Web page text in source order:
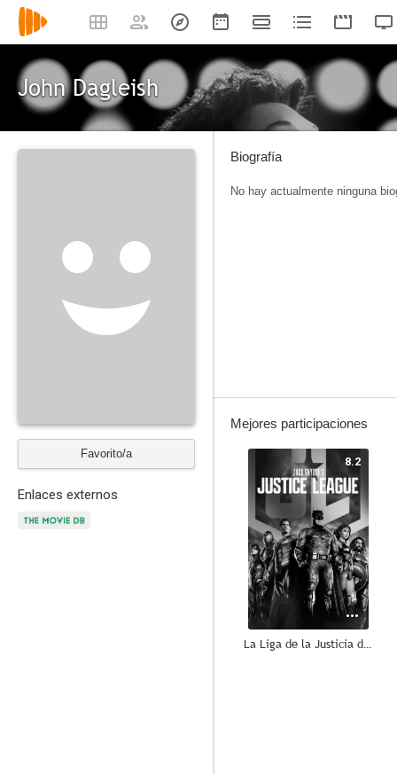
John Dagleish
Favorito/a
Enlaces externos
Biografía
No hay actualmente ninguna
Mejores participaciones
8.2
La Liga de la Justicia de Zack Snyder